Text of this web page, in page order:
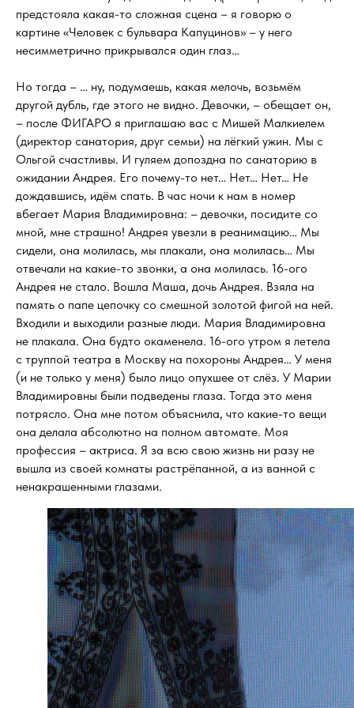
предстояла какая-то сложная сцена – я говорю о
картине «Человек с бульвара Капуцинов» – у него
несимметрично прикрывался один глаз…
Но тогда – … ну, подумаешь, какая мелочь, возьмём
другой дубль, где этого не видно. Девочки, – обещает он,
– после ФИГАРО я приглашаю вас с Мишей Малкиелем
(директор санатория, друг семьи) на лёгкий ужин. Мы с
Ольгой счастливы. И гуляем допоздна по санаторию в
ожидании Андрея. Его почему-то нет… Нет… Нет… Не
дождавшись, идём спать. В час ночи к нам в номер
вбегает Мария Владимировна: – девочки, посидите со
мной, мне страшно! Андрея увезли в реанимацию… Мы
сидели, она молилась, мы плакали, она молилась… Мы
отвечали на какие-то звонки, а она молилась. 16-ого
Андрея не стало. Вошла Маша, дочь Андрея. Взяла на
память о папе цепочку со смешной золотой фигой на ней.
Входили и выходили разные люди. Мария Владимировна
не плакала. Она будто окаменела. 16-ого утром я летела
с труппой театра в Москву на похороны Андрея… У меня
(и не только у меня) было лицо опухшее от слёз. У Марии
Владимировны были подведены глаза. Тогда это меня
потрясло. Она мне потом объяснила, что какие-то вещи
она делала абсолютно на полном автомате. Моя
профессия – актриса. Я за всю свою жизнь ни разу не
вышла из своей комнаты растрёпанной, а из ванной с
ненакрашенными глазами.